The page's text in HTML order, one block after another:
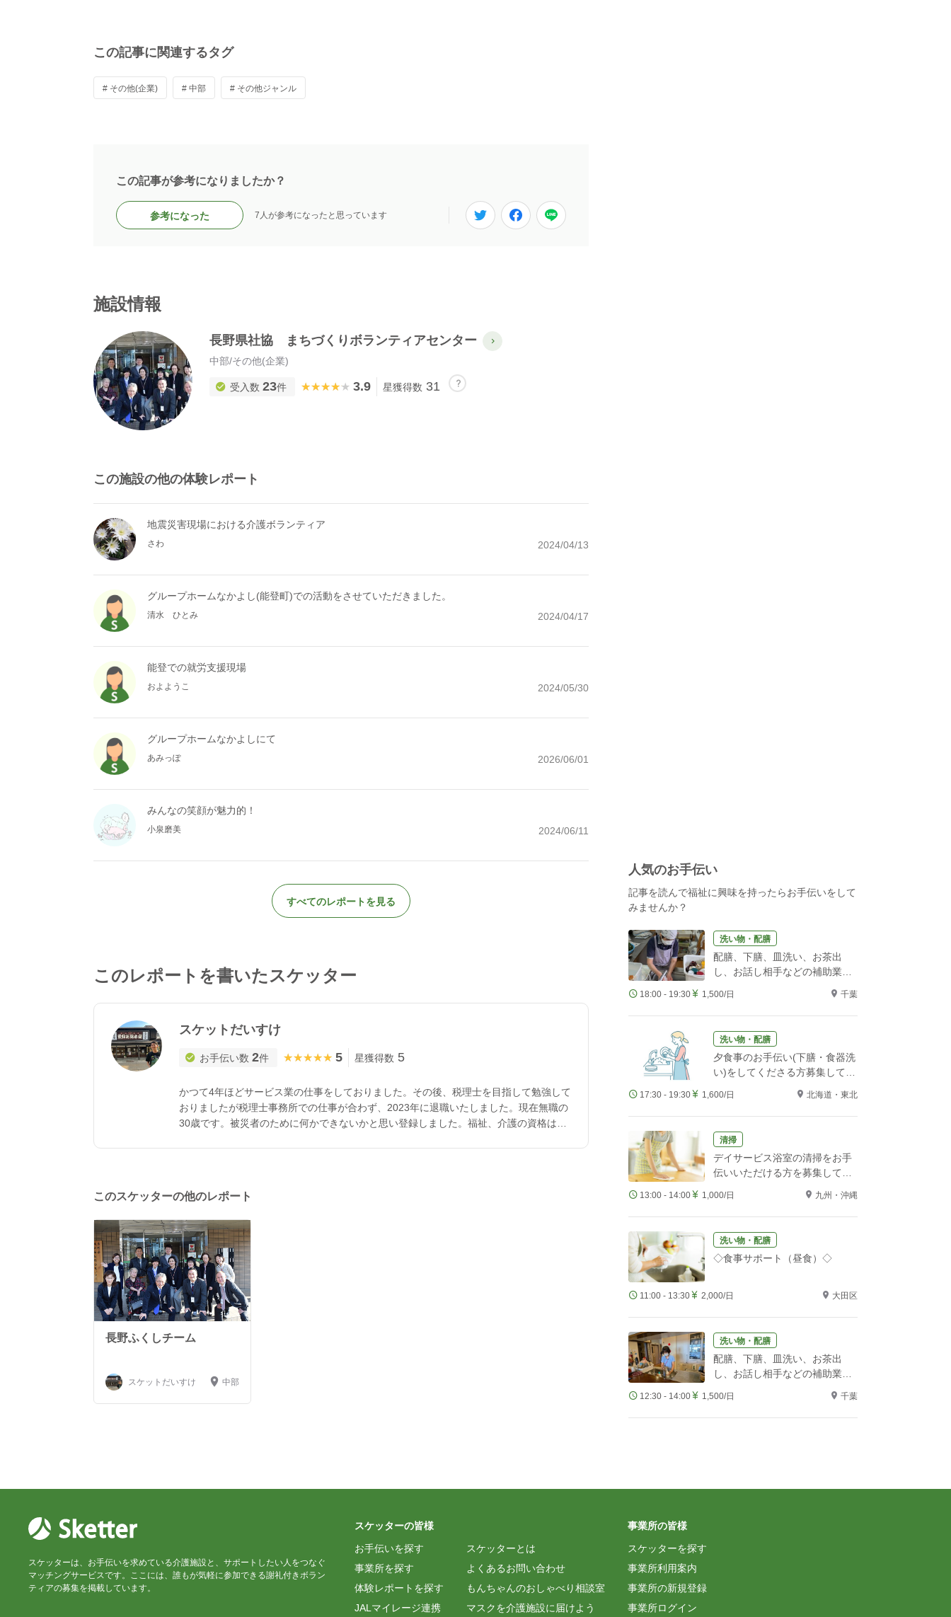
この記事に関連するタグ
# その他(企業) # 中部 # その他ジャンル
この記事が参考になりましたか？
参考になった 7人が参考になったと思っています
施設情報
長野県社協 まちづくりボランティアセンター
中部/その他(企業)
受入数 23件 ★★★★★
★★★★★ 3.9 星獲得数 31
この施設の他の体験レポート
地震災害現場における介護ボランティア
さわ 2024/04/13
グループホームなかよし(能登町)での活動をさせていただきました。
清水 ひとみ 2024/04/17
能登での就労支援現場
およようこ 2024/05/30
グループホームなかよしにて
あみっぽ 2026/06/01
みんなの笑顔が魅力的！
小泉磨美 2024/06/11
すべてのレポートを見る
このレポートを書いたスケッター
スケットだいすけ
お手伝い数 2件 ★★★★★
★★★★★ 5 星獲得数 5
かつて4年ほどサービス業の仕事をしておりました。その後、税理士を目指して勉強して
おりましたが税理士事務所での仕事が合わず、2023年に退職いたしました。現在無職の
30歳です。被災者のために何かできないかと思い登録しました。福祉、介護の資格はあ
このスケッターの他のレポート
長野ふくしチーム
スケットだいすけ 中部
人気のお手伝い
記事を読んで福祉に興味を持ったらお手伝いをして
みませんか？
洗い物・配膳
配膳、下膳、皿洗い、お茶出
し、お話し相手などの補助業務
18:00 - 19:30 1,500/日 千葉
洗い物・配膳
夕食事のお手伝い(下膳・食器洗
い)をしてくださる方募集してい
17:30 - 19:30 1,600/日 北海道・東北
清掃
デイサービス浴室の清掃をお手
伝いいただける方を募集してい
13:00 - 14:00 1,000/日 九州・沖縄
洗い物・配膳
◇食事サポート（昼食）◇
11:00 - 13:30 2,000/日 大田区
洗い物・配膳
配膳、下膳、皿洗い、お茶出
し、お話し相手などの補助業務
12:30 - 14:00 1,500/日 千葉
スケッターは、お手伝いを求めている介護施設と、サポートしたい人をつなぐ
マッチングサービスです。ここには、誰もが気軽に参加できる謝礼付きボラン
ティアの募集を掲載しています。
スケッターの皆様
お手伝いを探す
事業所を探す
体験レポートを探す
JALマイレージ連携
スケッターとは
よくあるお問い合わせ
もんちゃんのおしゃべり相談室
マスクを介護施設に届けよう
事業所の皆様
スケッターを探す
事業所利用案内
事業所の新規登録
事業所ログイン